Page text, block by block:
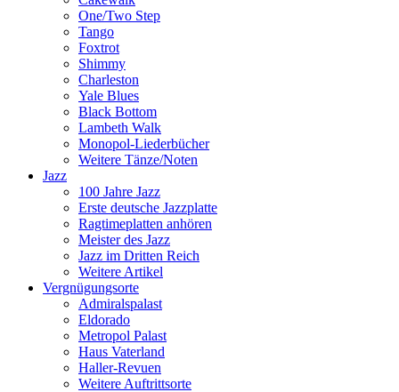
One/Two Step
Tango
Foxtrot
Shimmy
Charleston
Yale Blues
Black Bottom
Lambeth Walk
Monopol-Liederbücher
Weitere Tänze/Noten
Jazz
100 Jahre Jazz
Erste deutsche Jazzplatte
Ragtimeplatten anhören
Meister des Jazz
Jazz im Dritten Reich
Weitere Artikel
Vergnügungsorte
Admiralspalast
Eldorado
Metropol Palast
Haus Vaterland
Haller-Revuen
Weitere Auftrittsorte